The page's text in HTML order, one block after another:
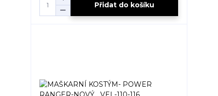
Přidat do košíku